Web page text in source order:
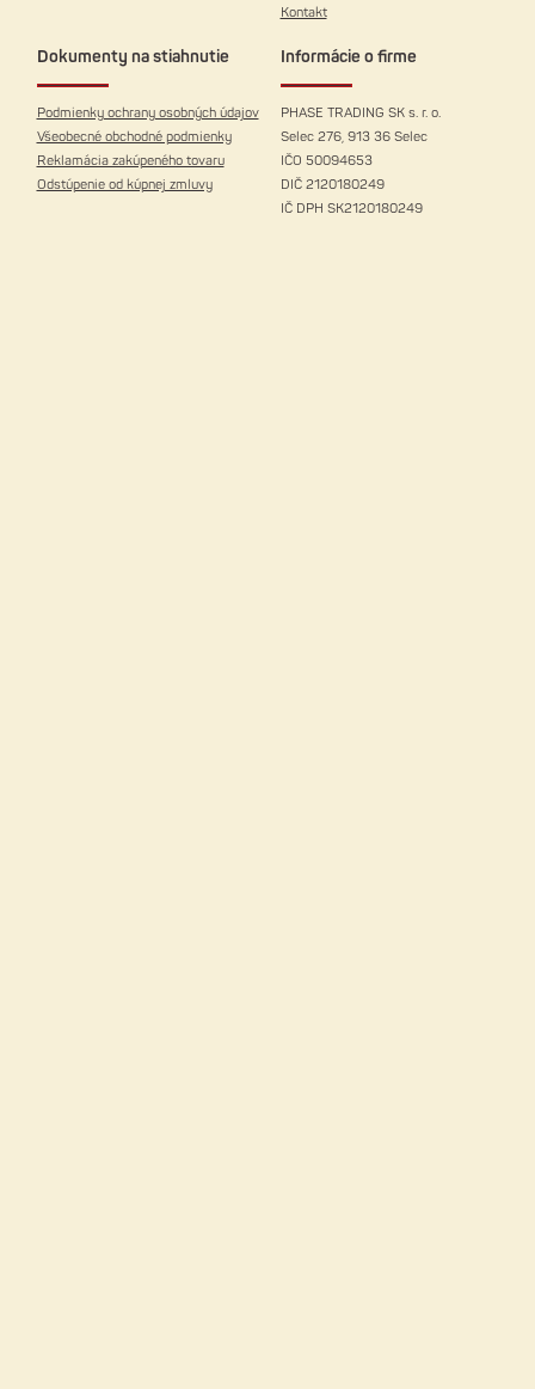
Kontakt
Dokumenty na stiahnutie
Podmienky ochrany osobných údajov
Všeobecné obchodné podmienky
Reklamácia zakúpeného tovaru
Odstúpenie od kúpnej zmluvy
Informácie o firme
PHASE TRADING SK s. r. o.
Selec 276, 913 36 Selec
IČO 50094653
DIČ 2120180249
IČ DPH SK2120180249